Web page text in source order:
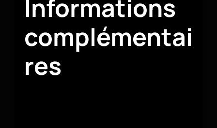
Informations
complémentai
res